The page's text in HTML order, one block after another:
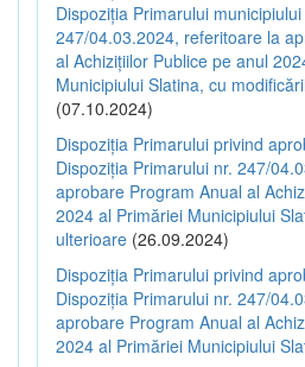
Dispoziția Primarului
247/04.03.2024, referitoare la
al Achizițiilor Publice pe anul
Municipiului Slatina, cu
(07.10.2024)
Dispoziția Primarului privind
Dispoziția Primarului nr. 247/
aprobare Program Anual al
2024 al Primăriei Municipiului
ulterioare (26.09.2024)
Dispoziția Primarului privind
Dispoziția Primarului nr. 247/
aprobare Program Anual al
2024 al Primăriei Municipiului